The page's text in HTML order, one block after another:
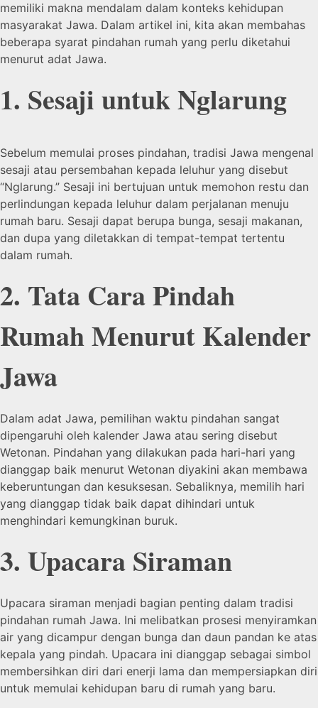
memiliki makna mendalam dalam konteks kehidupan
masyarakat Jawa. Dalam artikel ini, kita akan membahas
beberapa syarat pindahan rumah yang perlu diketahui
menurut adat Jawa.
1. Sesaji untuk Nglarung
Sebelum memulai proses pindahan, tradisi Jawa mengenal
sesaji atau persembahan kepada leluhur yang disebut
“Nglarung.” Sesaji ini bertujuan untuk memohon restu dan
perlindungan kepada leluhur dalam perjalanan menuju
rumah baru. Sesaji dapat berupa bunga, sesaji makanan,
dan dupa yang diletakkan di tempat-tempat tertentu
dalam rumah.
2. Tata Cara Pindah
Rumah Menurut Kalender
Jawa
Dalam adat Jawa, pemilihan waktu pindahan sangat
dipengaruhi oleh kalender Jawa atau sering disebut
Wetonan. Pindahan yang dilakukan pada hari-hari yang
dianggap baik menurut Wetonan diyakini akan membawa
keberuntungan dan kesuksesan. Sebaliknya, memilih hari
yang dianggap tidak baik dapat dihindari untuk
menghindari kemungkinan buruk.
3. Upacara Siraman
Upacara siraman menjadi bagian penting dalam tradisi
pindahan rumah Jawa. Ini melibatkan prosesi menyiramkan
air yang dicampur dengan bunga dan daun pandan ke atas
kepala yang pindah. Upacara ini dianggap sebagai simbol
membersihkan diri dari enerji lama dan mempersiapkan diri
untuk memulai kehidupan baru di rumah yang baru.